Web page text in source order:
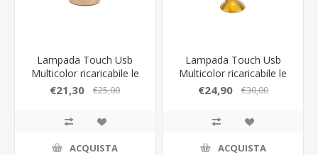
Lampada Touch Usb
Multicolor ricaricabile le
stelle bomboniere
€21,30 €25,00
ACQUISTA
Lampada Touch Usb
Multicolor ricaricabile le
stelle bomboniere
€24,90 €30,00
ACQUISTA